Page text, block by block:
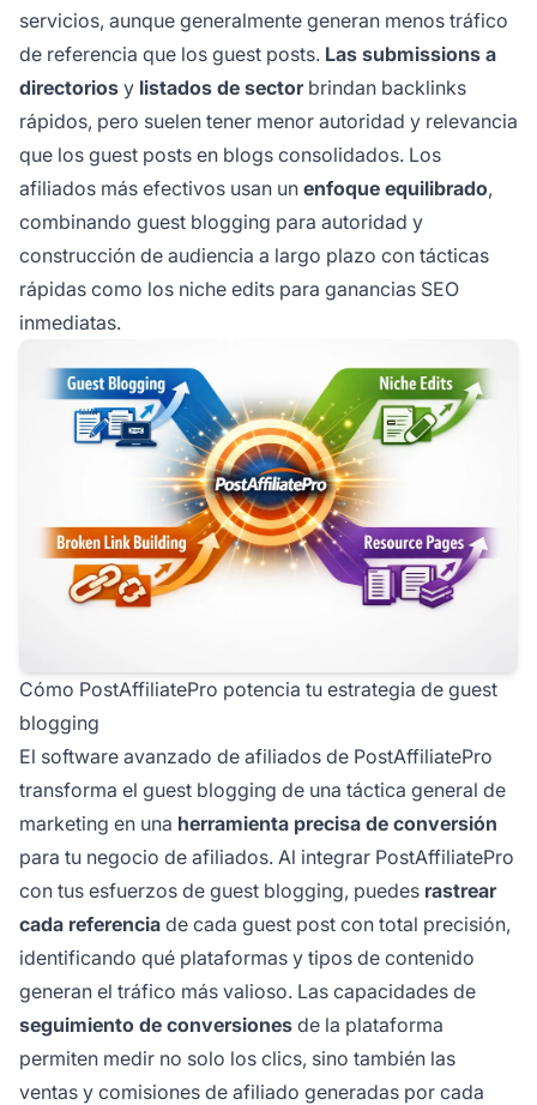
servicios, aunque generalmente generan menos tráfico
de referencia que los guest posts. Las submissions a
directorios y listados de sectorbrindan backlinks
rápidos, pero suelen tener menor autoridad y relevancia
que los guest posts en blogs consolidados. Los
afiliados más efectivos usan un enfoque equilibrado,
combinando guest blogging para autoridad y
construcción de audiencia a largo plazo con tácticas
rápidas como los niche edits para ganancias SEO
inmediatas.
Cómo PostAffiliatePro potencia tu estrategia de guest
blogging
El software avanzado de afiliados de PostAffiliatePro
transforma el guest blogging de una táctica general de
marketing en una herramienta precisa de conversión
para tu negocio de afiliados. Al integrar PostAffiliatePro
con tus esfuerzos de guest blogging, puedes rastrear
cada referencia de cada guest post con total precisión,
identificando qué plataformas y tipos de contenido
generan el tráfico más valioso. Las capacidades de
seguimiento de conversiones de la plataforma
permiten medir no solo los clics, sino también las
ventas y comisiones de afiliado generadas por cada